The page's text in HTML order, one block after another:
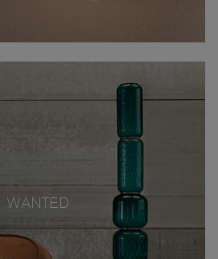
WANTED